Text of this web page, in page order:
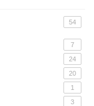
54
7
24
20
1
3